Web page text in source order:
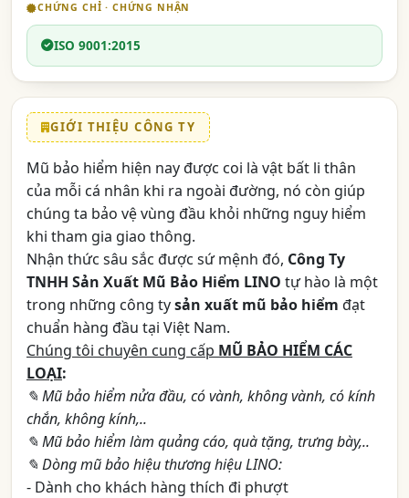
CHỨNG CHỈ · CHỨNG NHẬN
ISO 9001:2015
GIỚI THIỆU CÔNG TY
Mũ bảo hiểm hiện nay được coi là vật bất li thân
của mỗi cá nhân khi ra ngoài đường, nó còn giúp
chúng ta bảo vệ vùng đầu khỏi những nguy hiểm
khi tham gia giao thông.
Nhận thức sâu sắc được sứ mệnh đó, Công Ty
TNHH Sản Xuất Mũ Bảo Hiểm LINO tự hào là một
trong những công tysản xuất mũ bảo hiểm đạt
chuẩn hàng đầu tại Việt Nam.
Chúng tôi chuyên cung cấp MŨ BẢO HIỂM CÁC
LOẠI:
✎ Mũ bảo hiểm nửa đầu, có vành, không vành, có kính
chắn, không kính,..
✎ Mũ bảo hiểm làm quảng cáo, quà tặng, trưng bày,..
✎ Dòng mũ bảo hiệu thương hiệu LINO:
- Dành cho khách hàng thích đi phượt